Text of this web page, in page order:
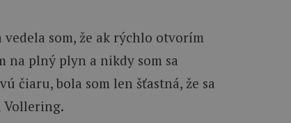
som, že ak rýchlo otvorím
na plný plyn a nikdy som sa
čiaru, bola som len šťastná, že sa
Vollering.